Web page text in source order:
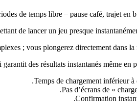
de temps libre – pause café, trajet en
de lancer un jeu presque
; vous plongerez directement dans la
des résultats instantanés même en
Temps de chargement inférieur à
Pas d’écrans de «
Confirmation